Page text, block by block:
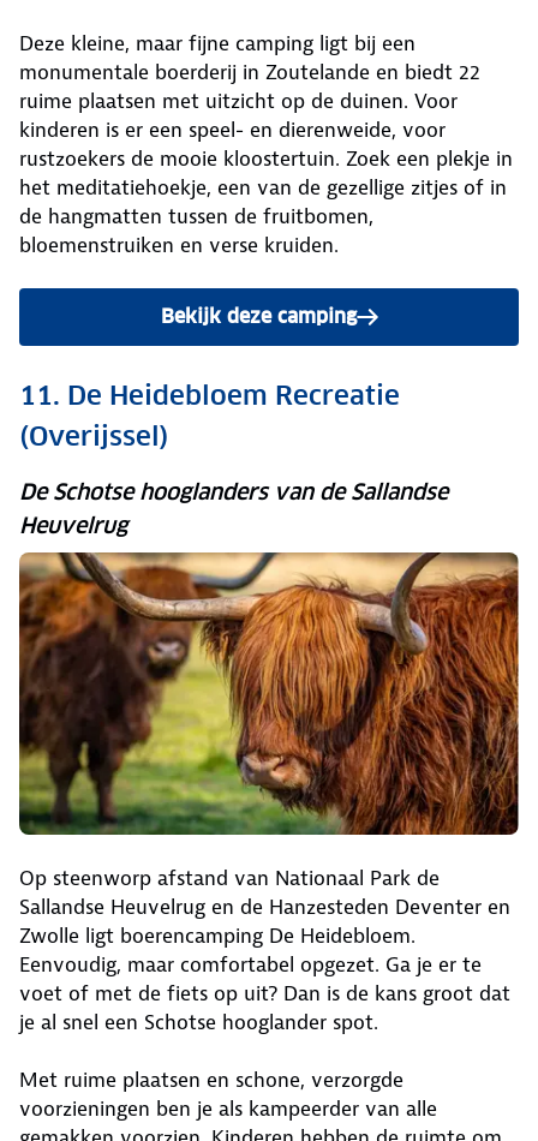
Deze kleine, maar fijne camping ligt bij een
monumentale boerderij in Zoutelande en biedt 22
ruime plaatsen met uitzicht op de duinen. Voor
kinderen is er een speel- en dierenweide, voor
rustzoekers de mooie kloostertuin. Zoek een plekje in
het meditatiehoekje, een van de gezellige zitjes of in
de hangmatten tussen de fruitbomen,
bloemenstruiken en verse kruiden.
Bekijk deze camping
11. De Heidebloem Recreatie
(Overijssel)
De Schotse hooglanders van de Sallandse
Heuvelrug
Op steenworp afstand van Nationaal Park de
Sallandse Heuvelrug en de Hanzesteden Deventer en
Zwolle ligt boerencamping De Heidebloem.
Eenvoudig, maar comfortabel opgezet. Ga je er te
voet of met de fiets op uit? Dan is de kans groot dat
je al snel een Schotse hooglander spot.
Met ruime plaatsen en schone, verzorgde
voorzieningen ben je als kampeerder van alle